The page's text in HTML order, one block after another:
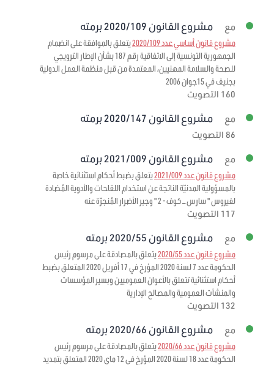
مع مشروع القانون 2020/109 برمته
مشروع قانون أساسي عدد 2020/109
يتعلق بالموافقة على انضمام
الجمهورية التونسية إلى الاتفاقية رقم 187 بشأن الإطار الترويجي
للصحة والسلامة المهنيين، المعتمدة من قبل منظمة العمل الدولية
بجنيف في 15جوان 2006
160 التصويت
مع مشروع القانون 2020/147 برمته
86 التصويت
مع مشروع القانون 2021/009 برمته
مشروع قانون عدد 2021/009
يتعلق بضبط أحكام استثنائية خاصة
بالمسؤولية المدنيّة الناتجة عن استخدام اللقاحات والأدوية المُضادة
لفيروس " سارس – كوف - 2 " وجبر الأضرار المُنجرّة عنه
117 التصويت
مع مشروع القانون 2020/55 برمته
مشروع قانون عدد 2020/55
يتعلق بالمصادقة على مرسوم رئيس
الحكومة عدد 7 لسنة 2020 المؤرخ في 17 أفريل 2020 المتعلق بضبط
أحكام استثنائية تتعلق بالأعوان العموميين وبسير المؤسسات
والمنشآت العمومية والمصالح الإدارية
132 التصويت
مع مشروع القانون 2020/66 برمته
مشروع قانون عدد 2020/66
يتعلق بالمصادقة على مرسوم رئيس
الحكومة عدد 18 لسنة 2020 المؤرخ في 12 ماي 2020 المتعلق بتمديد